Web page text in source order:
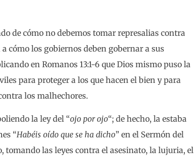
de cómo no debemos tomar represalias contra
cómo los gobiernos deben gobernar a sus
en Romanos 13:1-6 que Dios mismo puso la
para proteger a los que hacen el bien y para
los malhechores.
la ley del “ojo por ojo“; de hecho, la estaba
“Habéis oído que se ha dicho” en el Sermón del
tomando las leyes contra el asesinato, la lujuria, el